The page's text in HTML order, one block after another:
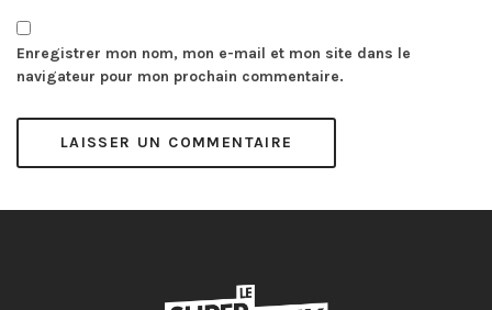
Enregistrer mon nom, mon e-mail et mon site dans le
navigateur pour mon prochain commentaire.